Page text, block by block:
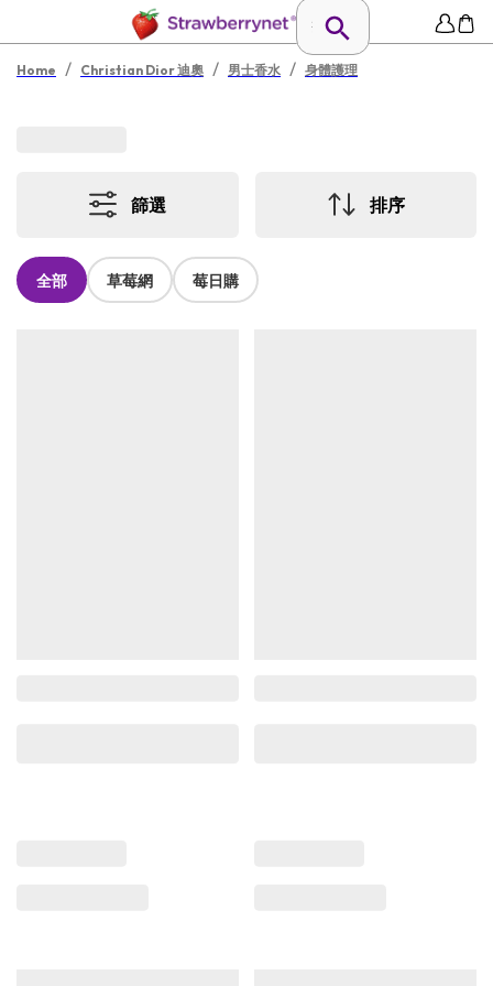
Home / Christian Dior 迪奧 / 男士香水 / 身體護理
篩選 排序
全部 草莓網 莓日購